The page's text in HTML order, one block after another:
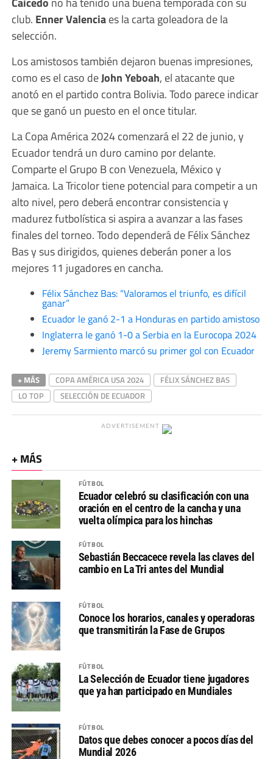
club. Enner Valenciaes la carta goleadora de la
selección.
Los amistosos también dejaron buenas impresiones,
como es el caso deJohn Yeboah, el atacante que
anotó en el partido contra Bolivia. Todo parece indicar
que se ganó un puesto en el once titular.
La Copa América 2024 comenzará el 22 de junio, y
Ecuador tendrá un duro camino por delante.
Comparte el Grupo B con Venezuela, México y
Jamaica. La Tricolor tiene potencial para competir a un
alto nivel, pero deberá encontrar consistencia y
madurez futbolística si aspira a avanzar a las fases
finales del torneo. Todo dependerá de Félix Sánchez
Bas y sus dirigidos, quienes deberán poner a los
mejores 11 jugadores en cancha.
Félix Sánchez Bas: “Valoramos el triunfo, es difícil
ganar”
Ecuador le ganó 2-1 a Honduras en partido amistoso
Inglaterra le ganó 1-0 a Serbia en la Eurocopa 2024
Jeremy Sarmiento marcó su primer gol con Ecuador
+ MÁS COPA AMÉRICA USA 2024
FÉLIX SÁNCHEZ BAS
LO TOP
SELECCIÓN DE ECUADOR
ADVERTISEMENT
+ MÁS
FÚTBOL
Ecuador celebró su clasificación con una
oración en el centro de la cancha y una
vuelta olímpica para los hinchas
FÚTBOL
Sebastián Beccacece revela las claves del
cambio en La Tri antes del Mundial
FÚTBOL
Conoce los horarios, canales y operadoras
que transmitirán la Fase de Grupos
FÚTBOL
La Selección de Ecuador tiene jugadores
que ya han participado en Mundiales
FÚTBOL
Datos que debes conocer a pocos días del
Mundial 2026